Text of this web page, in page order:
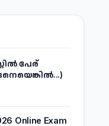
പേര്
Online Exam